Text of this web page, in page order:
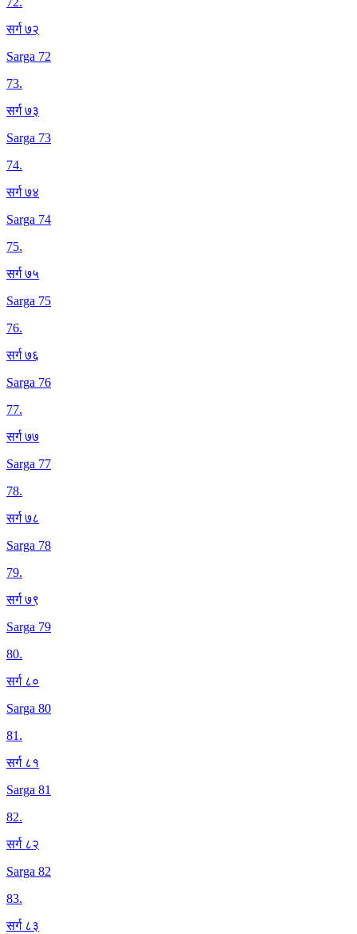
सर्ग ७२
Sarga 72
73.
सर्ग ७३
Sarga 73
74.
सर्ग ७४
Sarga 74
75.
सर्ग ७५
Sarga 75
76.
सर्ग ७६
Sarga 76
77.
सर्ग ७७
Sarga 77
78.
सर्ग ७८
Sarga 78
79.
सर्ग ७९
Sarga 79
80.
सर्ग ८०
Sarga 80
81.
सर्ग ८१
Sarga 81
82.
सर्ग ८२
Sarga 82
83.
सर्ग ८३